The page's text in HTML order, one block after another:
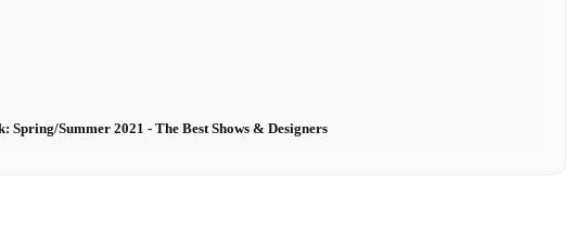
Spring/Summer 2021 - The Best Shows & Designers